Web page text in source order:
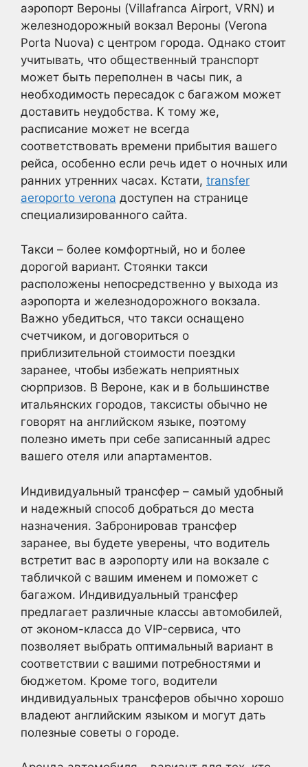
аэропорт Вероны (Villafranca Airport, VRN) и
железнодорожный вокзал Вероны (Verona
Porta Nuova) с центром города. Однако стоит
учитывать, что общественный транспорт
может быть переполнен в часы пик, а
необходимость пересадок с багажом может
доставить неудобства. К тому же,
расписание может не всегда
соответствовать времени прибытия вашего
рейса, особенно если речь идет о ночных или
ранних утренних часах. Кстати, transfer
aeroporto verona доступен на странице
специализированного сайта.
Такси – более комфортный, но и более
дорогой вариант. Стоянки такси
расположены непосредственно у выхода из
аэропорта и железнодорожного вокзала.
Важно убедиться, что такси оснащено
счетчиком, и договориться о
приблизительной стоимости поездки
заранее, чтобы избежать неприятных
сюрпризов. В Вероне, как и в большинстве
итальянских городов, таксисты обычно не
говорят на английском языке, поэтому
полезно иметь при себе записанный адрес
вашего отеля или апартаментов.
Индивидуальный трансфер – самый удобный
и надежный способ добраться до места
назначения. Забронировав трансфер
заранее, вы будете уверены, что водитель
встретит вас в аэропорту или на вокзале с
табличкой с вашим именем и поможет с
багажом. Индивидуальный трансфер
предлагает различные классы автомобилей,
от эконом-класса до VIP-сервиса, что
позволяет выбрать оптимальный вариант в
соответствии с вашими потребностями и
бюджетом. Кроме того, водители
индивидуальных трансферов обычно хорошо
владеют английским языком и могут дать
полезные советы о городе.